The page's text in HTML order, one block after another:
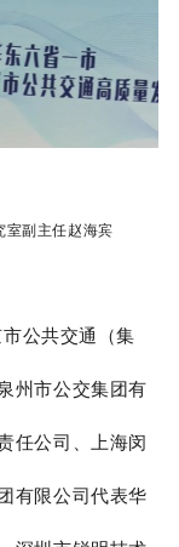
室副主任赵海宾
公共交通（集
州市公交集团有
任公司、上海闵
有限公司代表华